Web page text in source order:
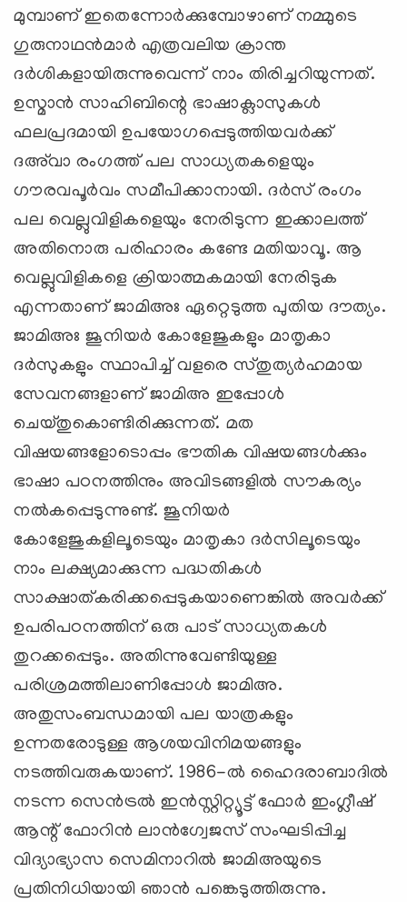
മുമ്പാണ് ഇതെന്നോര്‍ക്കുമ്പോഴാണ് നമ്മുടെ
ഗുരുനാഥന്‍മാര്‍ എത്രവലിയ ക്രാന്ത
ദര്‍ശികളായിരുന്നുവെന്ന് നാം തിരിച്ചറിയുന്നത്.
ഉസ്മാന്‍ സാഹിബിന്റെ ഭാഷാക്ലാസുകള്‍
ഫലപ്രദമായി ഉപയോഗപ്പെടുത്തിയവര്‍ക്ക്
ദഅ്‌വാ രംഗത്ത് പല സാധ്യതകളെയും
ഗൗരവപൂര്‍വം സമീപിക്കാനായി. ദര്‍സ് രംഗം
പല വെല്ലുവിളികളെയും നേരിടുന്ന ഇക്കാലത്ത്
അതിനൊരു പരിഹാരം കണ്ടേ മതിയാവൂ. ആ
വെല്ലുവിളികളെ ക്രിയാത്മകമായി നേരിടുക
എന്നതാണ് ജാമിഅഃ ഏറ്റെടുത്ത പുതിയ ദൗത്യം.
ജാമിഅഃ ജൂനിയര്‍ കോളേജുകളും മാതൃകാ
ദര്‍സുകളും സ്ഥാപിച്ച് വളരെ സ്തുത്യര്‍ഹമായ
സേവനങ്ങളാണ് ജാമിഅ ഇപ്പോള്‍
ചെയ്തുകൊണ്ടിരിക്കുന്നത്. മത
വിഷയങ്ങളോടൊപ്പം ഭൗതിക വിഷയങ്ങള്‍ക്കും
ഭാഷാ പഠനത്തിനും അവിടങ്ങളില്‍ സൗകര്യം
നല്‍കപ്പെടുന്നുണ്ട്. ജൂനിയര്‍
കോളേജുകളിലൂടെയും മാതൃകാ ദര്‍സിലൂടെയും
നാം ലക്ഷ്യമാക്കുന്ന പദ്ധതികള്‍
സാക്ഷാത്കരിക്കപ്പെടുകയാണെങ്കില്‍ അവര്‍ക്ക്
ഉപരിപഠനത്തിന് ഒരു പാട് സാധ്യതകള്‍
തുറക്കപ്പെടും. അതിന്നുവേണ്ടിയുള്ള
പരിശ്രമത്തിലാണിപ്പോള്‍ ജാമിഅ.
അതുസംബന്ധമായി പല യാത്രകളും
ഉന്നതരോടുള്ള ആശയവിനിമയങ്ങളും
നടത്തിവരുകയാണ്. 1986-ല്‍ ഹൈദരാബാദില്‍
നടന്ന സെന്‍ട്രല്‍ ഇന്‍സ്റ്റിറ്റ്യൂട്ട് ഫോര്‍ ഇംഗ്ലീഷ്
ആന്റ് ഫോറിന്‍ ലാന്‍ഗ്വേജസ് സംഘടിപ്പിച്ച
വിദ്യാഭ്യാസ സെമിനാറില്‍ ജാമിഅയുടെ
പ്രതിനിധിയായി ഞാന്‍ പങ്കെടുത്തിരുന്നു.